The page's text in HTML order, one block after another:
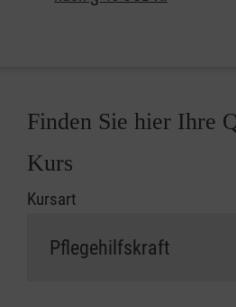
Finden Sie hier Ihre
Kurs
Kursart